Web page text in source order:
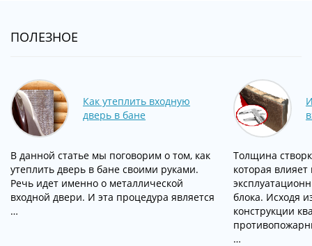
ПОЛЕЗНОЕ
Как утеплить входную
дверь в бане
В данной статье мы поговорим о том, как
утеплить дверь в бане своими руками.
Речь идет именно о металлической
входной двери. И эта процедура является
…
Толщина
которая
блока. Исходя
конструкции
…